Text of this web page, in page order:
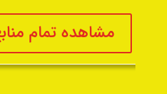
مشاهده تمام